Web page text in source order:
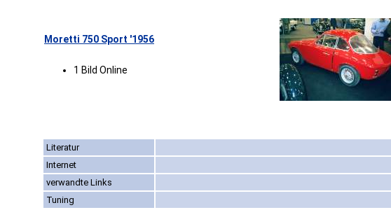
Moretti 750 Sport '1956
1 Bild Online
Literatur
Internet
verwandte Links
Tuning